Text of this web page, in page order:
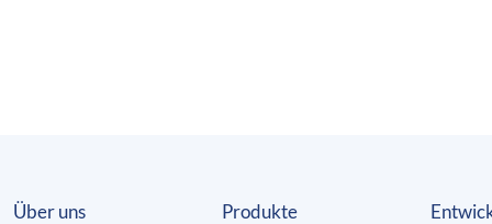
Über uns Produkte